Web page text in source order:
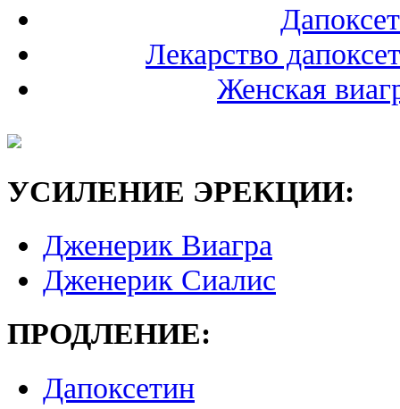
Лекарство
Женская
УСИЛЕНИЕ ЭРЕКЦИИ:
Дженерик Виагра
Дженерик Сиалис
ПРОДЛЕНИЕ:
Дапоксетин